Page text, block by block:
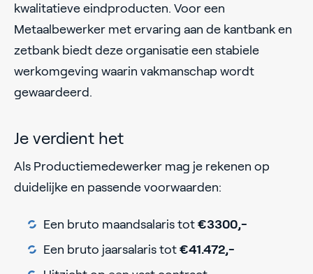
kwalitatieve eindproducten. Voor een
Metaalbewerker met ervaring aan de kantbank en
zetbank biedt deze organisatie een stabiele
werkomgeving waarin vakmanschap wordt
gewaardeerd.
Je verdient het
Als Productiemedewerker mag je rekenen op
duidelijke en passende voorwaarden:
Een bruto maandsalaris tot €3300,-
Een bruto jaarsalaris tot €41.472,-